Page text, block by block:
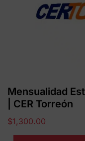
Mensualidad
| CER Torreón
$1,300.00